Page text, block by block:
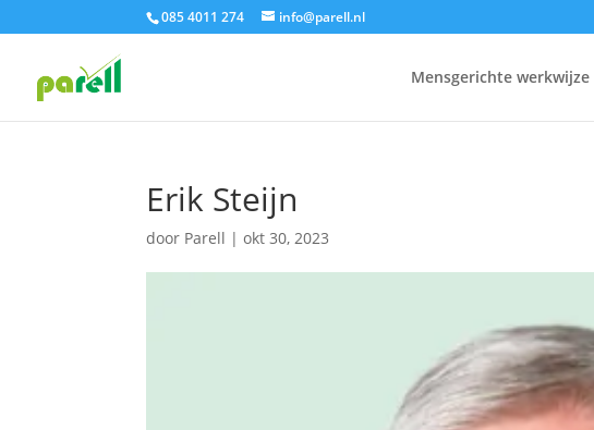
085 4011 274 info@parell.nl
Mensgerichte werkwijze
Erik Steijn
door Parell |okt 30, 2023